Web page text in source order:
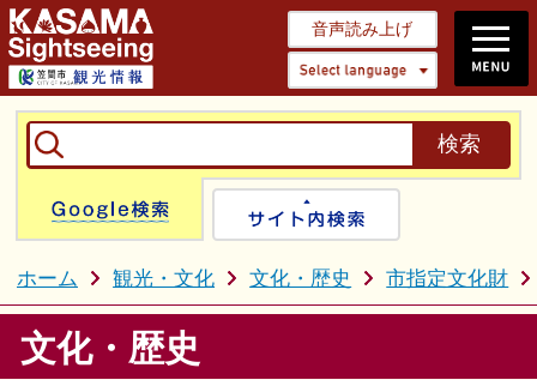
音声読み上げ
Select
Google検索
ホーム 観光・文化 文化・歴史 市指定文化財
文化・歴史